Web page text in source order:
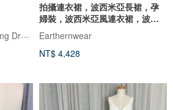
BiBi Meow Planet Wedding Dress
拍攝連衣裙，波西米亞長裙，孕
婦裝，波西米亞風連衣裙，波西
米亞風連衣裙，
Earthernwear
NT$ 4,428